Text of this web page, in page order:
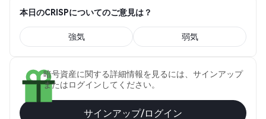
本日のCRISPについてのご意見は？
強気 弱気
暗号資産に関する詳細情報を見るには、サインアップ
またはログインしてください。
サインアップ/ログイン